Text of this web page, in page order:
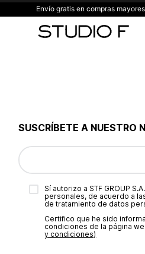
Envío gratis en compras
SUSCRÍBETE A NUESTRO
Sí autorizo a STF GROUP
personales, de acuerdo a
de tratamiento de datos
Certifico que he sido
condiciones de la página
y condiciones)